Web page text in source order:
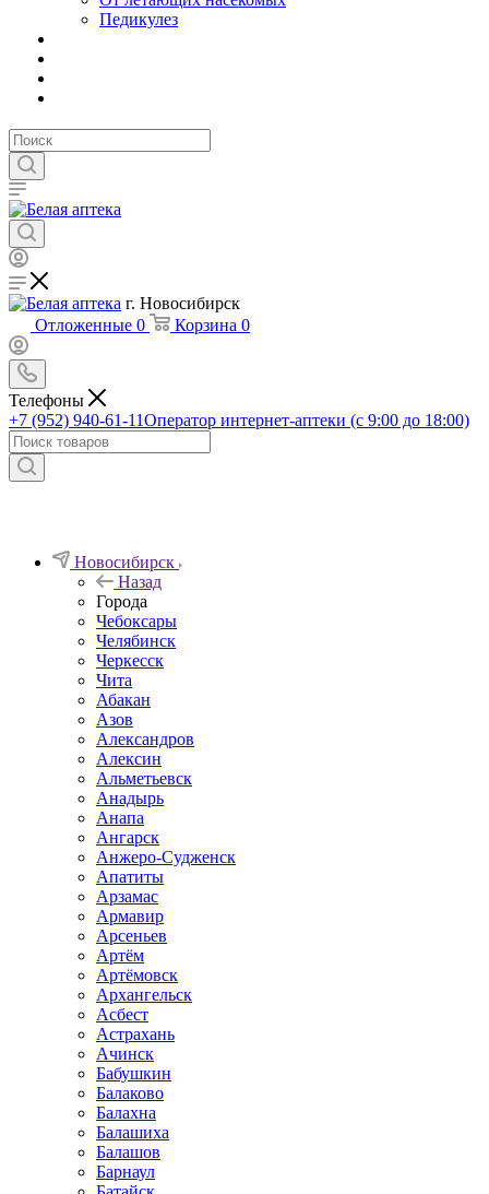
Педикулез
г. Новосибирск
Отложенные 0 Корзина 0
Телефоны
+7 (952) 940-61-11Оператор интернет-аптеки (с 9:00 до 18:00)
Новосибирск
Назад
Города
Чебоксары
Челябинск
Черкесск
Чита
Абакан
Азов
Александров
Алексин
Альметьевск
Анадырь
Анапа
Ангарск
Анжеро-Судженск
Апатиты
Арзамас
Армавир
Арсеньев
Артём
Артёмовск
Архангельск
Асбест
Астрахань
Ачинск
Бабушкин
Балаково
Балахна
Балашиха
Балашов
Барнаул